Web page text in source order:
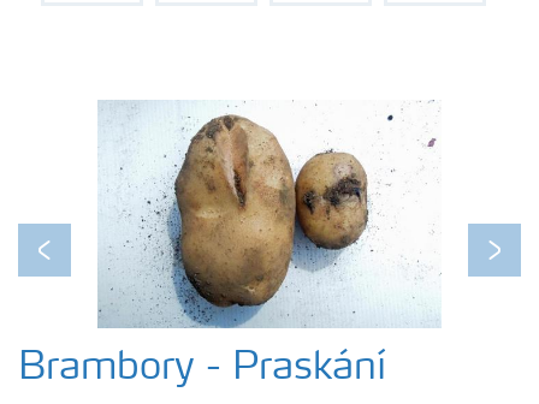
Previous Next
Brambory - Praskání